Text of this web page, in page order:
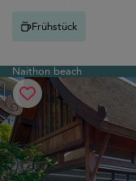
Frühstück
Naithon beach